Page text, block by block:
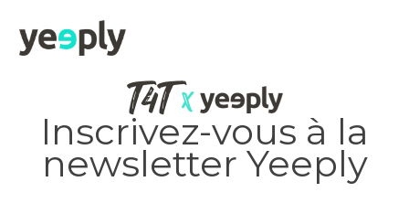
Inscrivez-vous à la
newsletter Yeeply